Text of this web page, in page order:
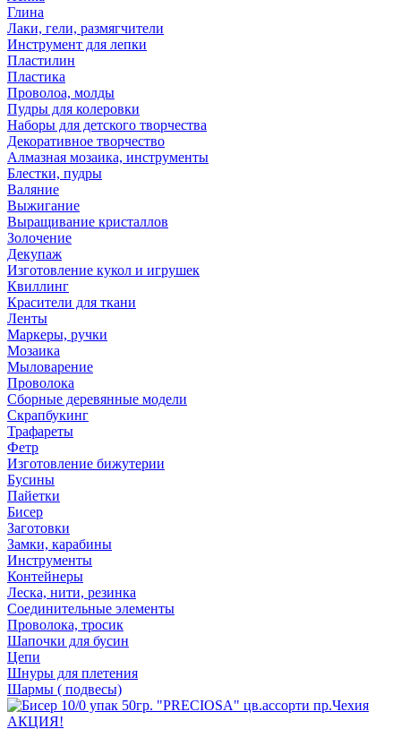
Глина
Лаки, гели, размягчители
Инструмент для лепки
Пластилин
Пластика
Проволоа, молды
Пудры для колеровки
Наборы для детского творчества
Декоративное творчество
Алмазная мозаика, инструменты
Блестки, пудры
Валяние
Выжигание
Выращивание кристаллов
Золочение
Декупаж
Изготовление кукол и игрушек
Квиллинг
Красители для ткани
Ленты
Маркеры, ручки
Мозаика
Мыловарение
Проволока
Сборные деревянные модели
Скрапбукинг
Трафареты
Фетр
Изготовление бижутерии
Бусины
Пайетки
Бисер
Заготовки
Замки, карабины
Инструменты
Контейнеры
Леска, нити, резинка
Соединительные элементы
Проволока, тросик
Шапочки для бусин
Цепи
Шнуры для плетения
Шармы ( подвесы)